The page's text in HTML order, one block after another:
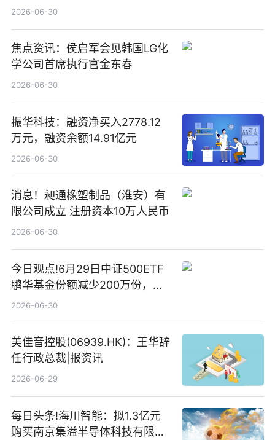
2026-06-30
焦点资讯：侯启军会见韩国LG化
学公司首席执行官金东春
2026-06-30
振华科技：融资净买入2778.12
万元，融资余额14.91亿元
2026-06-30
消息！昶通橡塑制品（淮安）有
限公司成立 注册资本10万人民币
2026-06-30
今日观点!6月29日中证500ETF
鹏华基金份额减少200万份，重
仓股亨通光电、赤峰黄金、佰维
2026-06-30
美佳音控股(06939.HK)：王华辞
任行政总裁|报资讯
2026-06-29
每日头条!海川智能：拟1.3亿元
购买南京集溢半导体科技有限公